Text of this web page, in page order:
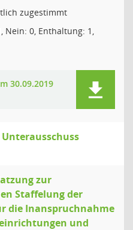
zugestimmt
Nein: 0, Enthaltung: 1,
30.09.2019
zur
Staffelung der
die Inanspruchnahme
und